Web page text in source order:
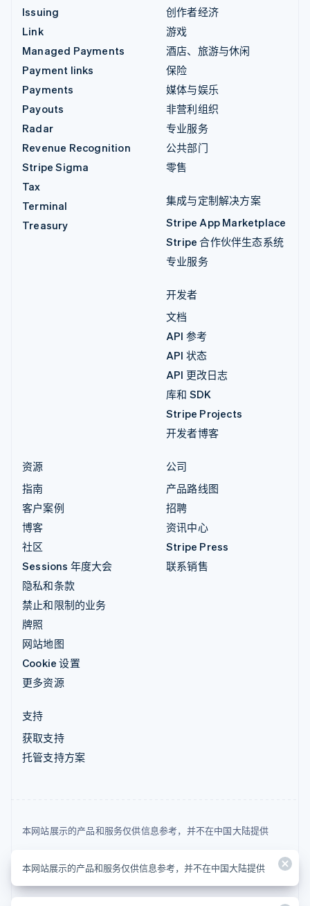
Issuing
Link
Managed Payments
Payment links
Payments
Payouts
Radar
Revenue Recognition
Stripe Sigma
Tax
Terminal
Treasury
创作者经济
游戏
酒店、旅游与休闲
保险
媒体与娱乐
非营利组织
专业服务
公共部门
零售
集成与定制解决方案
Stripe App Marketplace
Stripe 合作伙伴生态系统
专业服务
开发者
文档
API 参考
API 状态
API 更改日志
库和 SDK
Stripe Projects
开发者博客
资源
指南
客户案例
博客
社区
Sessions 年度大会
隐私和条款
禁止和限制的业务
牌照
网站地图
Cookie 设置
更多资源
公司
产品路线图
招聘
资讯中心
Stripe Press
联系销售
支持
获取支持
托管支持方案
本网站展示的产品和服务仅供信息参考，并不在中国大陆提供
© 2026 Stripe, LLC
本网站展示的产品和服务仅供信息参考，并不在中国大陆提供